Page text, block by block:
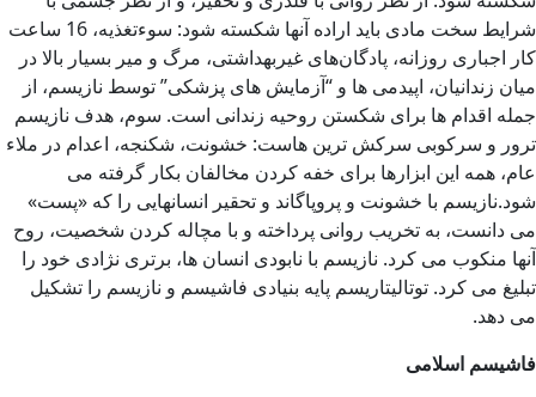
شرایط سخت مادی باید اراده آنها شکسته ‌شود: سوءتغذیه، 16 ساعت
کار اجباری روزانه، پادگان‌های غیربهداشتی، مرگ و میر بسیار بالا در
میان زندانیان، اپیدمی ها و “آزمایش های پزشکی” توسط نازیسم، از
جمله اقدام ها برای شکستن روحیه زندانی است. سوم، هدف نازیسم
ترور و سرکوبی سرکش ترین هاست: خشونت، شکنجه، اعدام در ملاء
عام، همه این ابزارها برای خفه کردن مخالفان بکار گرفته می
شود.نازیسم با خشونت و پروپاگاند و تحقیر انسانهایی را که «پست»
می دانست، به تخریب روانی پرداخته و با مچاله کردن شخصیت، روح
آنها منکوب می کرد. نازیسم با نابودی انسان ها، برتری نژادی خود را
تبلیغ می کرد. توتالیتاریسم پایه بنیادی فاشیسم و نازیسم را تشکیل
می دهد.
فاشیسم اسلامی